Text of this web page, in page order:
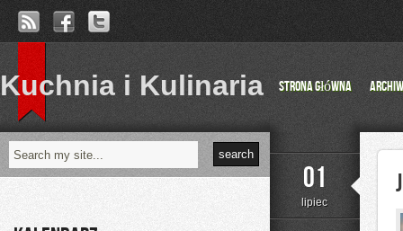
Kuchnia i Kulinaria Strona główna
01
lipiec